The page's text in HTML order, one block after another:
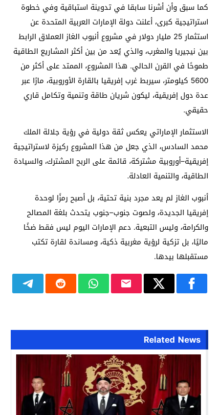
كما سبق وأن أشرنا سابقا في تدوينة استباقية وفي خطوة
استراتيجية كبرى، أعلنت دولة الإمارات العربية المتحدة عن
استثمار 25 مليار دولار في مشروع أنبوب الغاز العملاق الرابط
بين نيجيريا والمغرب، والذي يُعد من بين أكثر المشاريع الطاقية
طموحًا في القرن الحالي. هذا المشروع، الممتد على أكثر من
5600 كيلومتر، سيربط غرب إفريقيا بالقارة الأوروبية، مارًا عبر
عدة دول إفريقية، ليكون شريان طاقة وتنمية وتكامل قاري
حقيقي.
الاستثمار الإماراتي يعكس ثقة دولية في رؤية جلالة الملك
محمد السادس، الذي جعل من هذا المشروع ركيزة لاستراتيجية
إفريقية–أوروبية مشتركة، قائمة على الربح المشترك، والسيادة
الطاقية، والتنمية العادلة.
أنبوب الغاز لم يعد مجرد بنية تحتية، بل أصبح رمزًا لوحدة
إفريقيا الجديدة، ولصوت جنوب–جنوب يتحدث بلغة المصالح
والكرامة، وليس التبعية. دعم الإمارات اليوم ليس فقط ضخًا
ماليًا، بل تزكية لرؤية مغربية ذكية، ومساندة لقارة تكتب
مستقبلها بيدها.
Related News